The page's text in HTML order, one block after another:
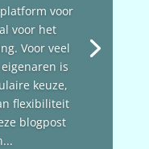
voor
voor het
Voor veel
is
keuze,
flexibiliteit
blogpost